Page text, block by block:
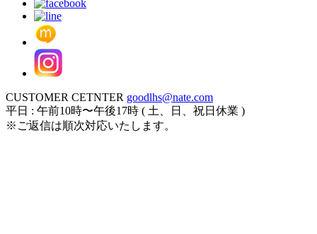
CUSTOMER CETNTER goodlhs@nate.com
平日 : 午前10時〜午後17時 ( 土、日、祝日休業 )
※ご返信は順次対応いたします。